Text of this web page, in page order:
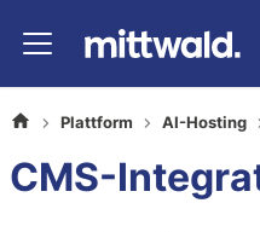
Plattform AI-Hosting
CMS-